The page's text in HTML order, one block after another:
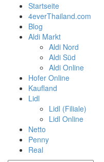
Startseite
4everThailand.com
Blog
Aldi Markt
Aldi Nord
Aldi Süd
Aldi Online
Hofer Online
Kaufland
Lidl
Lidl (Filiale)
Lidl Online
Netto
Penny
Real